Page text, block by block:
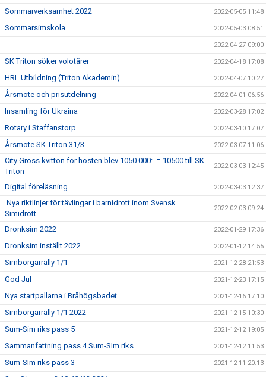
Sommarverksamhet 2022 2022-05-05 11:48
Sommarsimskola 2022-05-03 08:51
2022-04-27 09:00
SK Triton söker volotärer 2022-04-18 17:08
HRL Utbildning (Triton Akademin) 2022-04-07 10:27
Årsmöte och prisutdelning 2022-04-01 06:56
Insamling för Ukraina 2022-03-28 17:02
Rotary i Staffanstorp 2022-03-10 17:07
Årsmöte SK Triton 31/3 2022-03-07 11:06
City Gross kvitton för hösten blev 1050 000:- = 10500 till SK
Triton
2022-03-03 12:45
Digital föreläsning 2022-03-03 12:37
Nya riktlinjer för tävlingar i barnidrott inom Svensk
Simidrott
2022-02-03 09:24
Dronksim 2022 2022-01-29 17:36
Dronksim inställt 2022 2022-01-12 14:55
Simborgarrally 1/1 2021-12-28 21:53
God Jul 2021-12-23 17:15
Nya startpallarna i Bråhögsbadet 2021-12-16 17:10
Simborgarrally 1/1 2022 2021-12-15 10:30
Sum-Sim riks pass 5 2021-12-12 19:05
Sammanfattning pass 4 Sum-SIm riks 2021-12-12 11:53
Sum-SIm riks pass 3 2021-12-11 20:13